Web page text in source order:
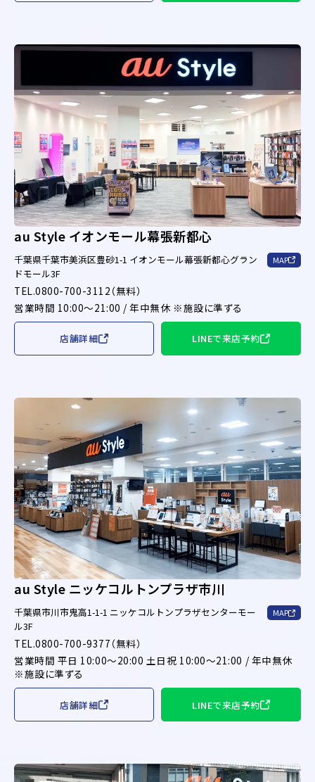
au Style イオンモール幕張新都心
千葉県千葉市美浜区豊砂1-1 イオンモール幕張新都心グラン
ドモール3F
MAP
TEL.0800-700-3112（無料）
営業時間 10:00～21:00 / 年中無休 ※施設に準ずる
店舗詳細 LINEで来店予約
au Style ニッケコルトンプラザ市川
千葉県市川市鬼高1-1-1 ニッケコルトンプラザセンターモー
ル3F
MAP
TEL.0800-700-9377（無料）
営業時間 平日 10:00～20:00 土日祝 10:00～21:00 / 年中無休
※施設に準ずる
店舗詳細 LINEで来店予約